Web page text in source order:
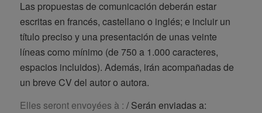
Las propuestas de comunicación deberán estar
escritas en francés, castellano o inglés; e incluir un
título preciso y una presentación de unas veinte
líneas como mínimo (de 750 a 1.000 caracteres,
espacios incluidos). Además, irán acompañadas de
un breve CV del autor o autora.
Elles seront envoyées à : / Serán enviadas a: